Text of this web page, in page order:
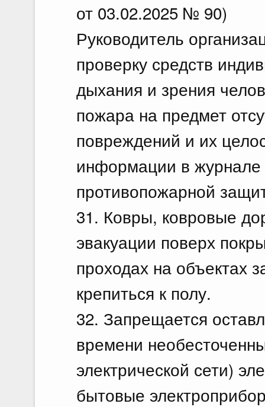
от 03.02.2025 № 90)
Руководитель
проверку средств
дыхания и зрения
пожара на предмет
повреждений и их
информации в журнале
противопожарной
31. Ковры, ковровые
эвакуации поверх
проходах на объектах
крепиться к полу.
32. Запрещается
времени
электрической сети)
бытовые